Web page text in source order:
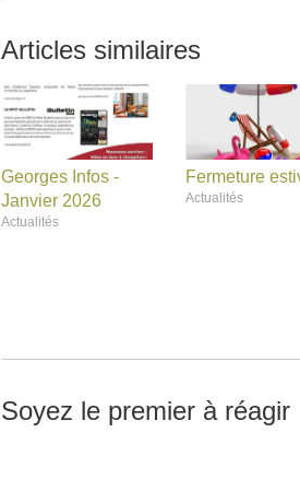
Articles similaires
Georges Infos -
Janvier 2026
Actualités
Fermeture
Actualités
Soyez le premier à réagir